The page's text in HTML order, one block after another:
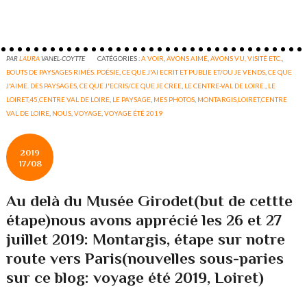
PARLAURAVANEL-COYTTE CATÉGORIES :A VOIR ,AVONS AIMÉ ,AVONS VU, VISITÉ ETC.
BOUTS DE PAYSAGES RIMÉS. POÉSIE ,CE QUE J'AI ECRIT ET PUBLIE ET/OU JE VENDS ,CE QUE
J'AIME. DES PAYSAGES ,CE QUE J'ECRIS/CE QUE JE CREE LE CENTRE-VAL DE LOIRE. LE
LOIRET,45,CENTRE VAL DE LOIRE LE PAYSAGE MES PHOTOS MONTARGIS,LOIRET,CENTRE
VAL DE LOIRE NOUS ,VOYAGE ,VOYAGE ÉTÉ 2019
2019
17/08
Au delà du Musée Girodet(but de cettte
étape)nous avons apprécié les 26 et 27
juillet 2019: Montargis, étape sur notre
route vers Paris(nouvelles sous-paries
sur ce blog: voyage été 2019, Loiret)